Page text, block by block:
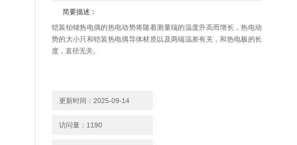
简要描述：
铠装铂铑热电偶的热电动势将随着测量端的温度升高而增长，热电动
势的大小只和铠装热电偶导体材质以及两端温差有关，和热电极的长
度，直径无关。
更新时间：2025-09-14
访问量：1190